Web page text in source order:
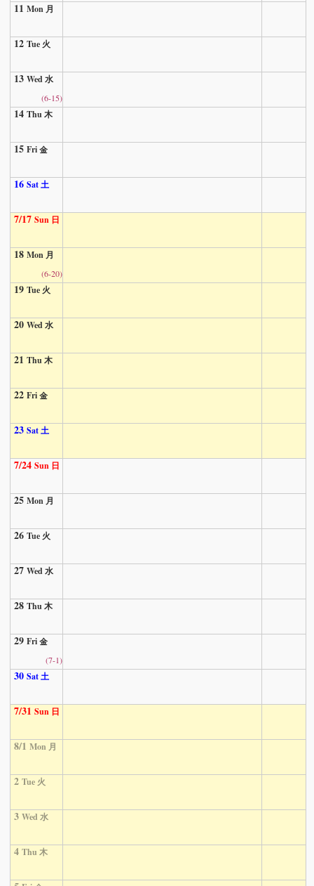
11 Mon 月
12 Tue 火
13 Wed 水
(6-15)
14 Thu 木
15 Fri 金
16 Sat 土
7/17 Sun 日
18 Mon 月
(6-20)
19 Tue 火
20 Wed 水
21 Thu 木
22 Fri 金
23 Sat 土
7/24 Sun 日
25 Mon 月
26 Tue 火
27 Wed 水
28 Thu 木
29 Fri 金
(7-1)
30 Sat 土
7/31 Sun 日
8/1 Mon 月
2 Tue 火
3 Wed 水
4 Thu 木